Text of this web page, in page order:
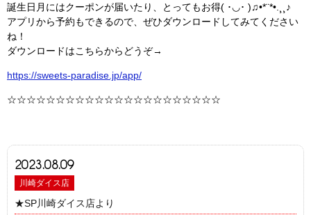
2023.08.09
川崎ダイス店
★SP川崎ダイス店より
誕生日月にはクーポンが届いたり、とってもお得( ･◡･ )♫•*¨*•.¸¸♪
アプリから予約もできるので、ぜひダウンロードしてみてください
ね！
ダウンロードはこちらからどうぞ→
https://sweets-paradise.jp/app/
☆☆☆☆☆☆☆☆☆☆☆☆☆☆☆☆☆☆☆☆☆☆